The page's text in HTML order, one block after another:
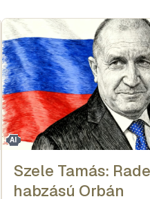
AI
Szele Tamás:
habzású Orbán